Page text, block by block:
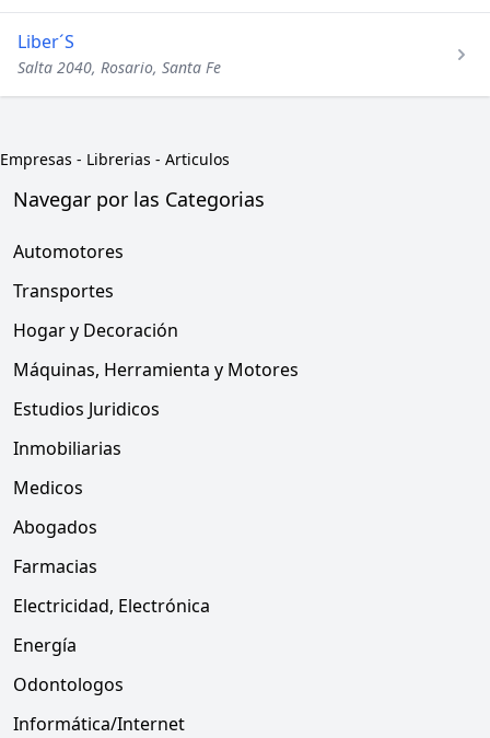
Liber´S
Salta 2040, Rosario, Santa Fe
Empresas - Librerias - Articulos
Navegar por las Categorias
Automotores
Transportes
Hogar y Decoración
Máquinas, Herramienta y Motores
Estudios Juridicos
Inmobiliarias
Medicos
Abogados
Farmacias
Electricidad, Electrónica
Energía
Odontologos
Informática/Internet